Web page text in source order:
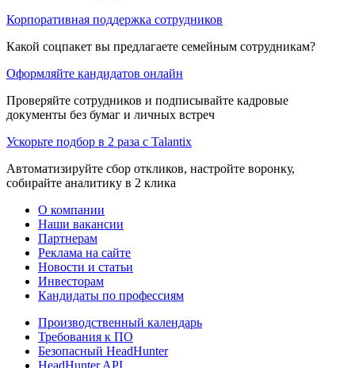
Корпоративная поддержка сотрудников
Какой соцпакет вы предлагаете семейным сотрудникам?
Оформляйте кандидатов онлайн
Проверяйте сотрудников и подписывайте кадровые
документы без бумаг и личных встреч
Ускорьте подбор в 2 раза с Talantix
Автоматизируйте сбор откликов, настройте воронку,
собирайте аналитику в 2 клика
О компании
Наши вакансии
Партнерам
Реклама на сайте
Новости и статьи
Инвесторам
Кандидаты по профессиям
Производственный календарь
Требования к ПО
Безопасный HeadHunter
HeadHunter API